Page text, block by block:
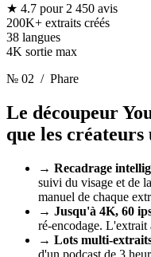
★ 4.7 pour 2 450 avis
200K+ extraits créés
38 langues
4K sortie max
№ 02 / Phare
Le découpeur
que les
→ Recadrage
suivi du visage et de
manuel de chaque
→ Jusqu'à 4K, 60
ré-encodage. L'extrait
→ Lots multi-
d'un podcast de 3